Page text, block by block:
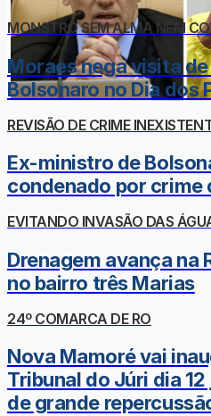
MONSTRO SEM ALMA NEM
Moraes nega visita
Bolsonaro no Dia dos
REVISÃO DE CRIME
Ex-ministro de
condenado por crime
EVITANDO INVASÃO DAS
Drenagem avança na
no bairro três Marias
24º COMARCA DE RO
Nova Mamoré vai
Tribunal do Júri dia
de grande